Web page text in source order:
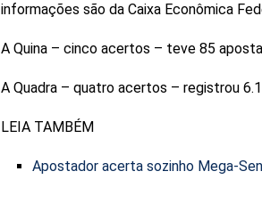
informações são da Caixa Econômica
A Quina – cinco acertos – teve 85
A Quadra – quatro acertos – registrou
LEIA TAMBÉM
Apostador acerta sozinho Mega-